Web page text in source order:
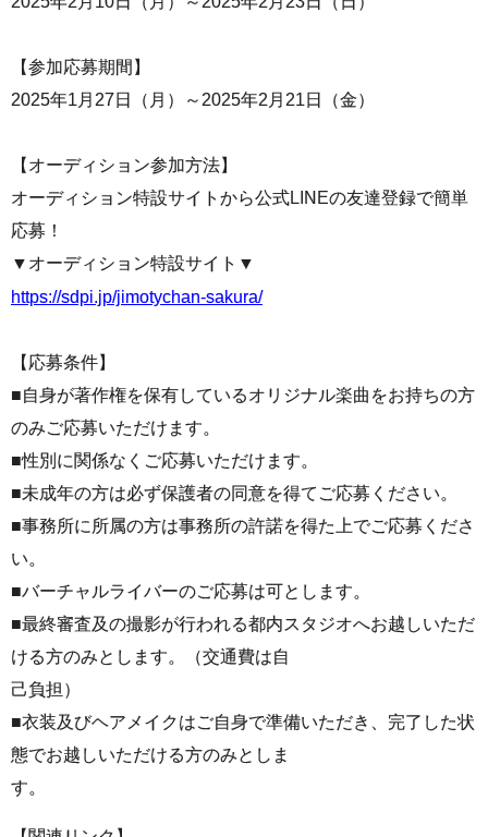
【参加応募期間】
2025年1月27日（月）～2025年2月21日（金）
【オーディション参加方法】
オーディション特設サイトから公式LINEの友達登録で簡単
応募！
▼オーディション特設サイト▼
https://sdpi.jp/jimotychan-sakura/
【応募条件】
■自身が著作権を保有しているオリジナル楽曲をお持ちの方
のみご応募いただけます。
■性別に関係なくご応募いただけます。
■未成年の方は必ず保護者の同意を得てご応募ください。
■事務所に所属の方は事務所の許諾を得た上でご応募くださ
い。
■バーチャルライバーのご応募は可とします。
■最終審査及の撮影が行われる都内スタジオへお越しいただ
ける方のみとします。（交通費は自
己負担）
■衣装及びヘアメイクはご自身で準備いただき、完了した状
態でお越しいただける方のみとしま
す。